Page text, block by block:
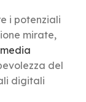
i potenziali
mirate,
del
digitali